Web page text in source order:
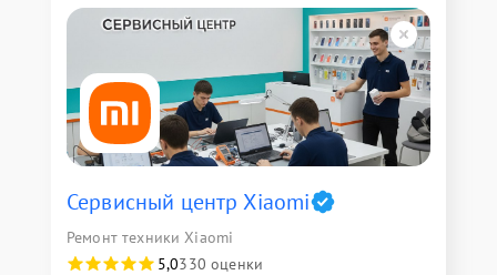
Сервисный центр Xiaomi
Ремонт техники Xiaomi
5,0330 оценки